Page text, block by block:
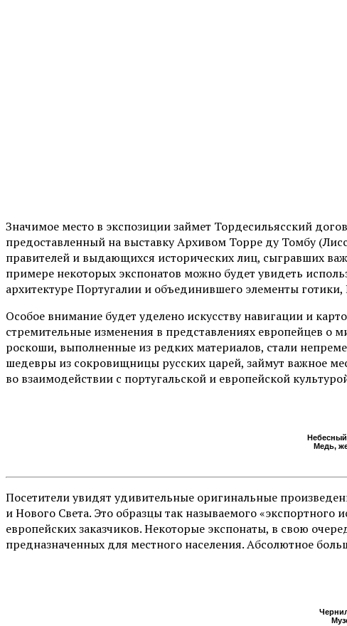
Значимое место в экспозиции займет Тордесильясский
предоставленный на выставку Архивом Торре ду Томбу
правителей и выдающихся исторических лиц, сыгравших
примере некоторых экспонатов можно будет увидеть
архитектуре Португалии и объединившего элементы
Особое внимание будет уделено искусству навигации и
стремительные изменения в представлениях европейцев о
роскоши, выполненные из редких материалов, стали
шедевры из сокровищницы русских царей, займут важное
во взаимодействии с португальской и европейской
Небесный
Медь,
Посетители увидят удивительные оригинальные
и Нового Света. Это образцы так называемого
европейских заказчиков. Некоторые экспонаты, в свою
предназначенных для местного населения. Абсолютное